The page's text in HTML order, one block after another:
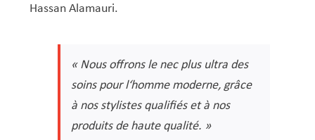
Urban Garden NeiSchmelz
PAP QE (Plan d’Aménagement Particulier « Quartiers
PAP NQ (Plan d’Aménagement Particulier « Nouveau
Quartier »)
PAP approuvés
PAP NQ en cours de procédure
PAG/PAP QE – Modifications ponctuelles
PAG
Projet NeiSchmelz
Hassan Alamauri.
« Nous offrons le nec plus ultra des
soins pour l‘homme moderne, grâce
à nos stylistes qualifiés et à nos
produits de haute qualité. »